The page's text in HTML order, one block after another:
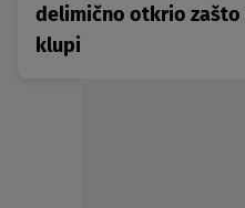
delimično otkrio zašto
klupi